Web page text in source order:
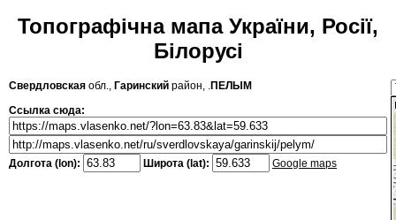
Топографічна мапа України, Росії,
Білорусі
Свердловская обл., Гаринский район, .ПЕЛЫМ
Ссылка сюда:
Долгота (lon): Широта (lat): Google maps